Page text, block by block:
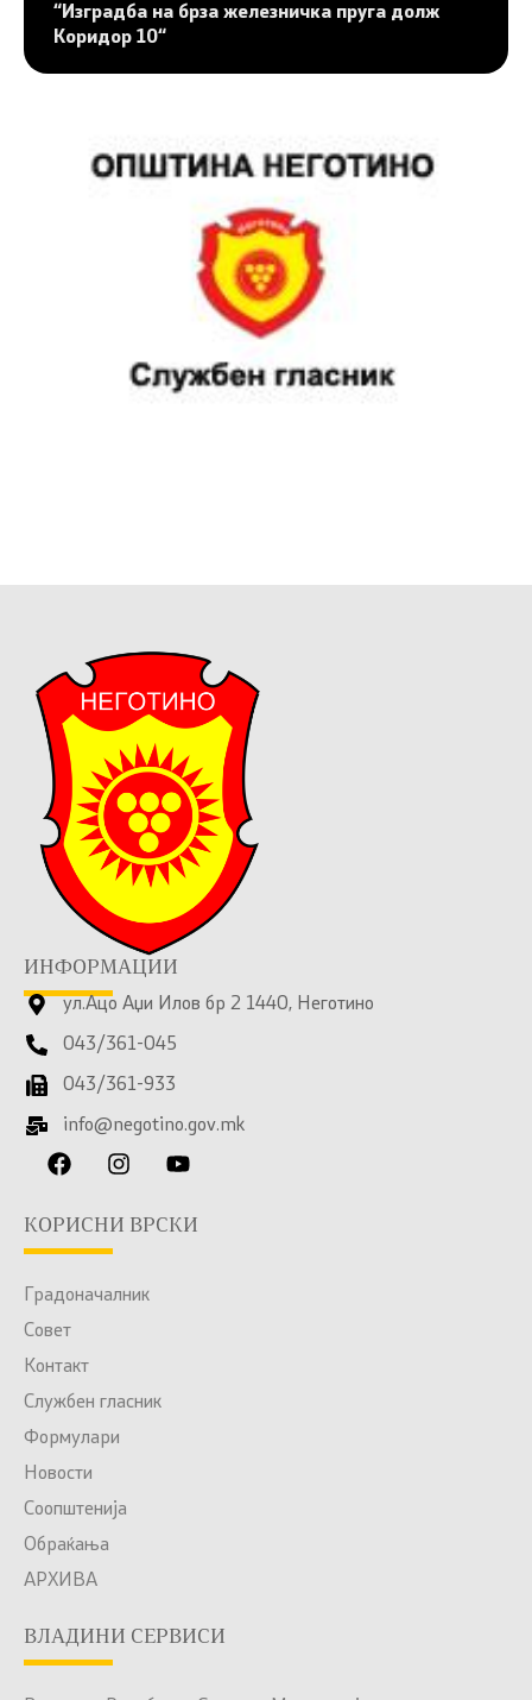
“Изградба на брза железничка пруга долж
Коридор 10“
ИНФОРМАЦИИ
ул.Ацо Аџи Илов бр 2 1440, Неготино
043/361-045
043/361-933
info@negotino.gov.mk
КОРИСНИ ВРСКИ
Градоначалник
Совет
Контакт
Службен гласник
Формулари
Новости
Соопштенија
Обраќања
АРХИВА
ВЛАДИНИ СЕРВИСИ